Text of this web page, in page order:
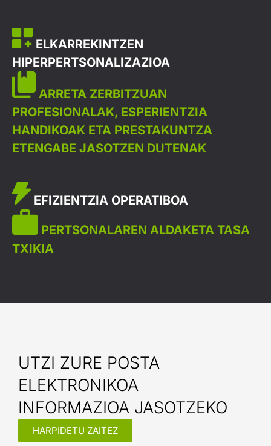
ELKARREKINTZEN
HIPERPERTSONALIZAZIOA
ARRETA ZERBITZUAN
PROFESIONALAK, ESPERIENTZIA
HANDIKOAK ETA PRESTAKUNTZA
ETENGABE JASOTZEN DUTENAK
EFIZIENTZIA OPERATIBOA
PERTSONALAREN ALDAKETA TASA
TXIKIA
UTZI ZURE POSTA
ELEKTRONIKOA
INFORMAZIOA JASOTZEKO
HARPIDETU ZAITEZ